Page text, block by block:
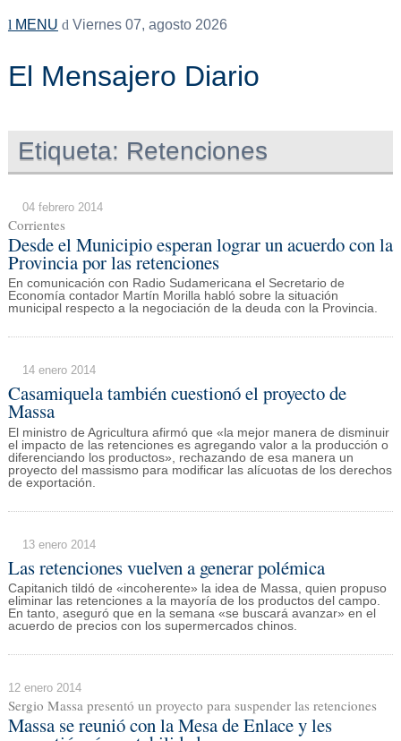
MENU Viernes 07, agosto 2026
El Mensajero Diario
Etiqueta: Retenciones
04 febrero 2014
Corrientes
Desde el Municipio esperan lograr un acuerdo con la
Provincia por las retenciones
En comunicación con Radio Sudamericana el Secretario de
Economía contador Martín Morilla habló sobre la situación
municipal respecto a la negociación de la deuda con la Provincia.
14 enero 2014
Casamiquela también cuestionó el proyecto de
Massa
El ministro de Agricultura afirmó que «la mejor manera de disminuir
el impacto de las retenciones es agregando valor a la producción o
diferenciando los productos», rechazando de esa manera un
proyecto del massismo para modificar las alícuotas de los derechos
de exportación.
13 enero 2014
Las retenciones vuelven a generar polémica
Capitanich tildó de «incoherente» la idea de Massa, quien propuso
eliminar las retenciones a la mayoría de los productos del campo.
En tanto, aseguró que en la semana «se buscará avanzar» en el
acuerdo de precios con los supermercados chinos.
12 enero 2014
Sergio Massa presentó un proyecto para suspender las retenciones
Massa se reunió con la Mesa de Enlace y les